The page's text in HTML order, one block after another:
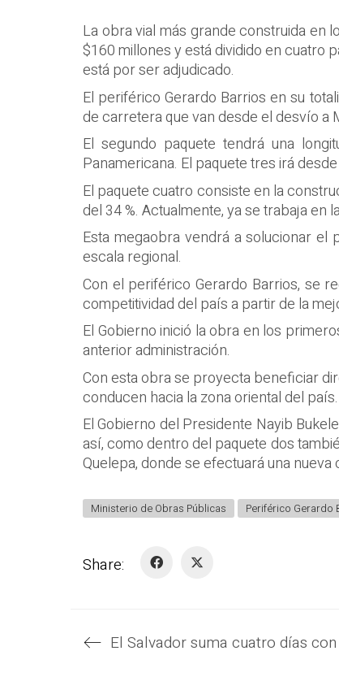
La obra vial más grande construida en
$160 millones y está dividido en cuatro
está por ser adjudicado.
El periférico Gerardo Barrios en su
de carretera que van desde el desvío a
El segundo paquete tendrá una
Panamericana. El paquete tres irá
El paquete cuatro consiste en la
del 34 %. Actualmente, ya se trabaja
Esta megaobra vendrá a solucionar
escala regional.
Con el periférico Gerardo Barrios, se
competitividad del país a partir de la
El Gobierno inició la obra en los
anterior administración.
Con esta obra se proyecta beneficiar
conducen hacia la zona oriental del país.
El Gobierno del Presidente Nayib
así, como dentro del paquete dos
Quelepa, donde se efectuará una
Ministerio de Obras Públicas Periférico Gerardo
Share: